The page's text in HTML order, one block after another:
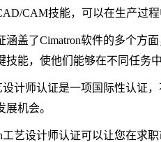
CAM技能，可以在生产过程
涵盖了Cimatron软件的多个方
能，使他们能够在不同任务中
设计师认证是一项国际性认证
机会。
艺设计师认证可以让您在求